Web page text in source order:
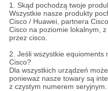
1. Skąd pochodzą twoje
Wszystkie nasze produkty
Cisco / Huawei, partnera
Cisco na poziomie lokalnym,
przez cisco.
2. Jeśli wszystkie equioments
Cisco?
Dla wszystkich urządzeń
ponieważ nasze towary są
z czystym numerem seryjnym.